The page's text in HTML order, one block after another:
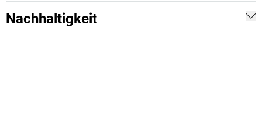
Nachhaltigkeit